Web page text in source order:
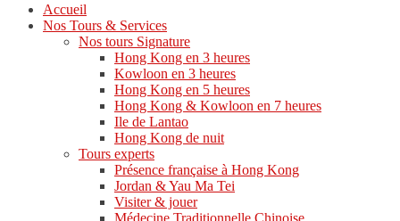
Accueil
Nos Tours & Services
Nos tours Signature
Hong Kong en 3 heures
Kowloon en 3 heures
Hong Kong en 5 heures
Hong Kong & Kowloon en 7 heures
Ile de Lantao
Hong Kong de nuit
Tours experts
Présence française à Hong Kong
Jordan & Yau Ma Tei
Visiter & jouer
Médecine Traditionnelle Chinoise